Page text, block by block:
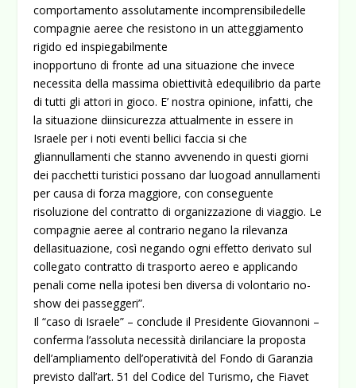
comportamento assolutamente incomprensibiledelle
compagnie aeree che resistono in un atteggiamento
rigido ed inspiegabilmente
inopportuno di fronte ad una situazione che invece
necessita della massima obiettività edequilibrio da parte
di tutti gli attori in gioco. E’ nostra opinione, infatti, che
la situazione diinsicurezza attualmente in essere in
Israele per i noti eventi bellici faccia si che
gliannullamenti che stanno avvenendo in questi giorni
dei pacchetti turistici possano dar luogoad annullamenti
per causa di forza maggiore, con conseguente
risoluzione del contratto di organizzazione di viaggio. Le
compagnie aeree al contrario negano la rilevanza
dellasituazione, così negando ogni effetto derivato sul
collegato contratto di trasporto aereo e applicando
penali come nella ipotesi ben diversa di volontario no-
show dei passeggeri”.
Il “caso di Israele” – conclude il Presidente Giovannoni –
conferma l’assoluta necessità dirilanciare la proposta
dell’ampliamento dell’operatività del Fondo di Garanzia
previsto dall’art. 51 del Codice del Turismo, che Fiavet